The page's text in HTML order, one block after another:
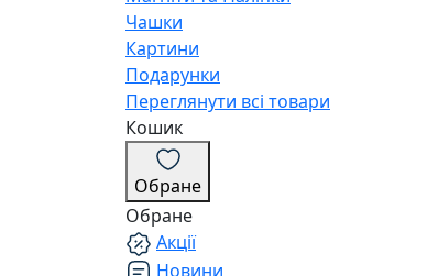
Чашки
Картини
Подарунки
Переглянути всі товари
Кошик
Обране
Обране
Акції
Новини